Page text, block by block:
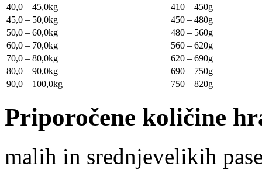
40,0 – 45,0kg
410 – 450g
45,0 – 50,0kg
450 – 480g
50,0 – 60,0kg
480 – 560g
60,0 – 70,0kg
560 – 620g
70,0 – 80,0kg
620 – 690g
80,0 – 90,0kg
690 – 750g
90,0 – 100,0kg
750 – 820g
Priporočene količine
malih in srednjevelikih